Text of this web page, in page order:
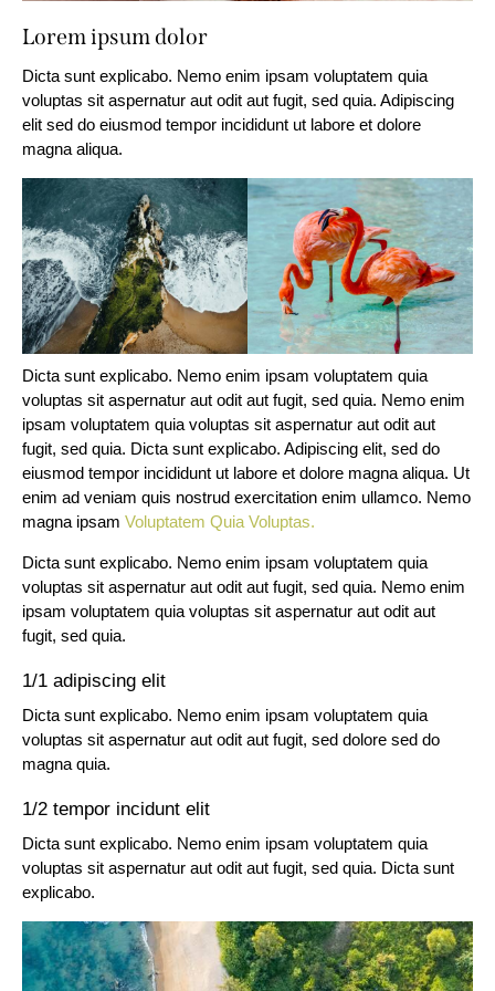
Lorem ipsum dolor
Dicta sunt explicabo. Nemo enim ipsam voluptatem quia
voluptas sit aspernatur aut odit aut fugit, sed quia. Adipiscing
elit sed do eiusmod tempor incididunt ut labore et dolore
magna aliqua.
Dicta sunt explicabo. Nemo enim ipsam voluptatem quia
voluptas sit aspernatur aut odit aut fugit, sed quia. Nemo enim
ipsam voluptatem quia voluptas sit aspernatur aut odit aut
fugit, sed quia. Dicta sunt explicabo. Adipiscing elit, sed do
eiusmod tempor incididunt ut labore et dolore magna aliqua. Ut
enim ad veniam quis nostrud exercitation enim ullamco. Nemo
magna ipsam Voluptatem Quia Voluptas.
Dicta sunt explicabo. Nemo enim ipsam voluptatem quia
voluptas sit aspernatur aut odit aut fugit, sed quia. Nemo enim
ipsam voluptatem quia voluptas sit aspernatur aut odit aut
fugit, sed quia.
1/1 adipiscing elit
Dicta sunt explicabo. Nemo enim ipsam voluptatem quia
voluptas sit aspernatur aut odit aut fugit, sed dolore sed do
magna quia.
1/2 tempor incidunt elit
Dicta sunt explicabo. Nemo enim ipsam voluptatem quia
voluptas sit aspernatur aut odit aut fugit, sed quia. Dicta sunt
explicabo.